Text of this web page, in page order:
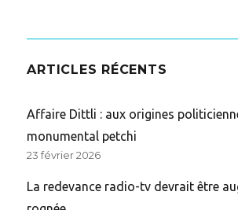
ARTICLES RÉCENTS
Affaire Dittli : aux origines
monumental petchi
23 février 2026
La redevance radio-tv devrait être